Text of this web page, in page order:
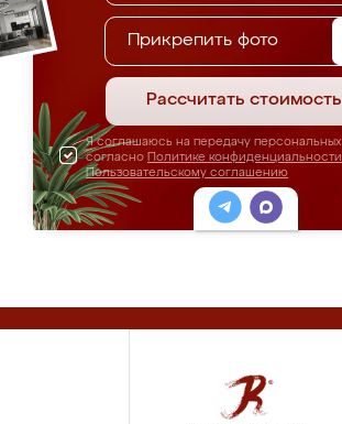
Прикрепить фото
Рассчитать стоимость
Я соглашаюсь на передачу
согласно Политике конфиденциальности
Пользовательскому соглашению